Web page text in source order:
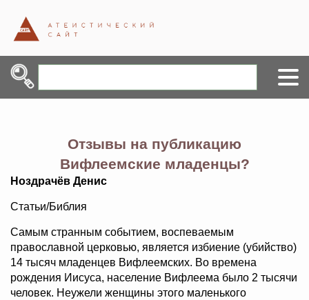
Отзывы на публикацию
Вифлеемские младенцы?
Ноздрачёв Денис
Статьи/Библия
Самым странным событием, воспеваемым
православной церковью, является избиение (убийство)
14 тысяч младенцев Вифлеемских. Во времена
рождения Иисуса, население Вифлеема было 2 тысячи
человек. Неужели женщины этого маленького